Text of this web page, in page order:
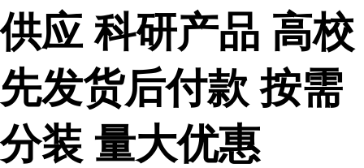
供应 科研产品 高校
先发货后付款 按需
分装 量大优惠